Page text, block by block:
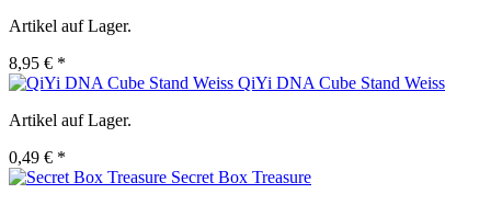
Artikel auf Lager.
8,95 € *
QiYi DNA Cube Stand Weiss
Artikel auf Lager.
0,49 € *
Secret Box Treasure